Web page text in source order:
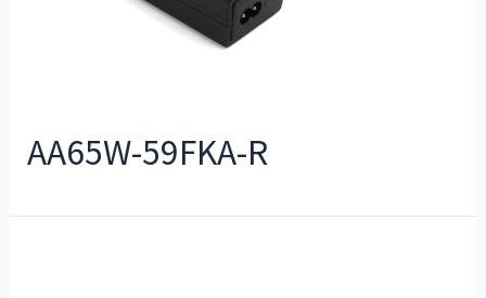
AA65W-59FKA-R